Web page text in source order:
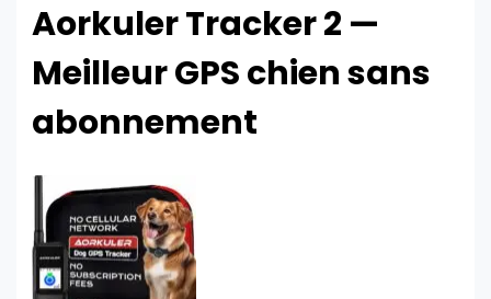
Aorkuler Tracker 2 —
Meilleur GPS chien sans
abonnement